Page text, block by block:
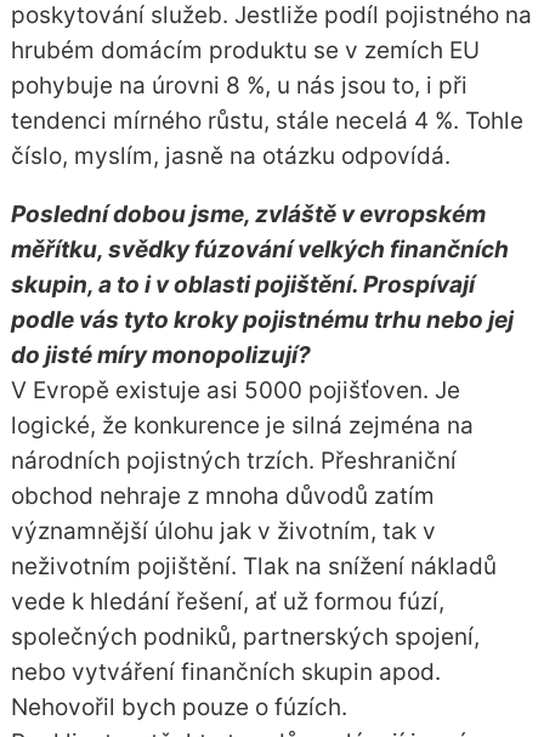
poskytování služeb. Jestliže podíl pojistného na
hrubém domácím produktu se v zemích EU
pohybuje na úrovni 8 %, u nás jsou to, i při
tendenci mírného růstu, stále necelá 4 %. Tohle
číslo, myslím, jasně na otázku odpovídá.
Poslední dobou jsme, zvláště v evropském
měřítku, svědky fúzování velkých finančních
skupin, a to i v oblasti pojištění. Prospívají
podle vás tyto kroky pojistnému trhu nebo jej
do jisté míry monopolizují?
V Evropě existuje asi 5000 pojišťoven. Je
logické, že konkurence je silná zejména na
národních pojistných trzích. Přeshraniční
obchod nehraje z mnoha důvodů zatím
významnější úlohu jak v životním, tak v
neživotním pojištění. Tlak na snížení nákladů
vede k hledání řešení, ať už formou fúzí,
společných podniků, partnerských spojení,
nebo vytváření finančních skupin apod.
Nehovořil bych pouze o fúzích.